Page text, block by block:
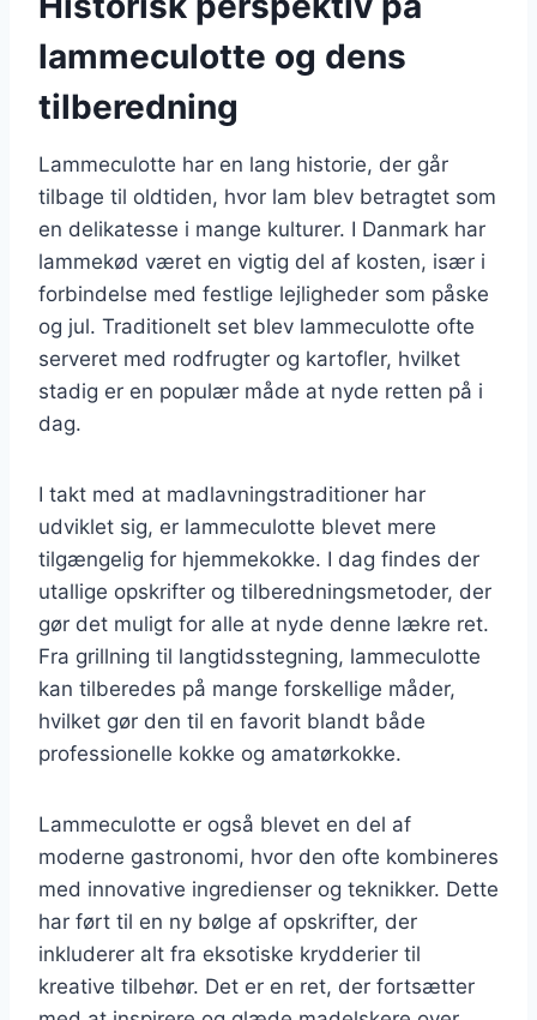
lammeculotte og dens
tilberedning
Lammeculotte har en lang historie, der går
tilbage til oldtiden, hvor lam blev betragtet som
en delikatesse i mange kulturer. I Danmark har
lammekød været en vigtig del af kosten, især i
forbindelse med festlige lejligheder som påske
og jul. Traditionelt set blev lammeculotte ofte
serveret med rodfrugter og kartofler, hvilket
stadig er en populær måde at nyde retten på i
dag.
I takt med at madlavningstraditioner har
udviklet sig, er lammeculotte blevet mere
tilgængelig for hjemmekokke. I dag findes der
utallige opskrifter og tilberedningsmetoder, der
gør det muligt for alle at nyde denne lækre ret.
Fra grillning til langtidsstegning, lammeculotte
kan tilberedes på mange forskellige måder,
hvilket gør den til en favorit blandt både
professionelle kokke og amatørkokke.
Lammeculotte er også blevet en del af
moderne gastronomi, hvor den ofte kombineres
med innovative ingredienser og teknikker. Dette
har ført til en ny bølge af opskrifter, der
inkluderer alt fra eksotiske krydderier til
kreative tilbehør. Det er en ret, der fortsætter